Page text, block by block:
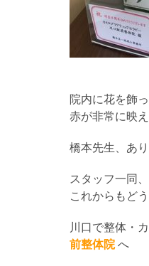
院内に花を飾
赤が非常に映
橋本先生、あ
スタッフ一同
これからもど
川口で整体・
前整体院へ